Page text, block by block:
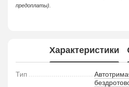
предоплаты).
Характеристики
Тип